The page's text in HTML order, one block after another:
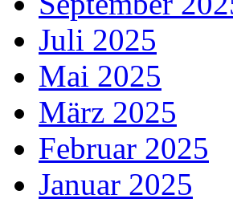
Juli 2025
Mai 2025
März 2025
Februar 2025
Januar 2025